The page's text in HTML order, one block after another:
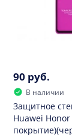
90 руб.
В наличии
Защитное
Huawei